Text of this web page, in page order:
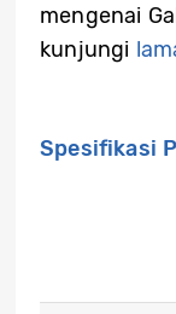
mengenai
kunjungi
Spesifikasi